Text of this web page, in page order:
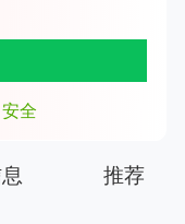
安全
推荐